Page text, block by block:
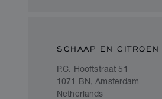
SCHAAP EN CITROEN
P.C. Hooftstraat 51
1071 BN, Amsterdam
Netherlands